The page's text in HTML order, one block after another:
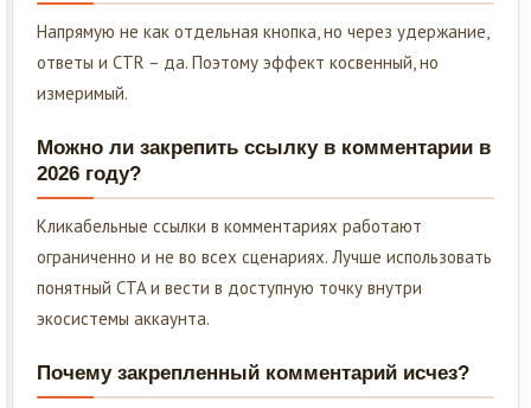
Напрямую не как отдельная кнопка, но через удержание,
ответы и CTR – да. Поэтому эффект косвенный, но
измеримый.
Можно ли закрепить ссылку в комментарии в
2026 году?
Кликабельные ссылки в комментариях работают
ограниченно и не во всех сценариях. Лучше использовать
понятный CTA и вести в доступную точку внутри
экосистемы аккаунта.
Почему закрепленный комментарий исчез?